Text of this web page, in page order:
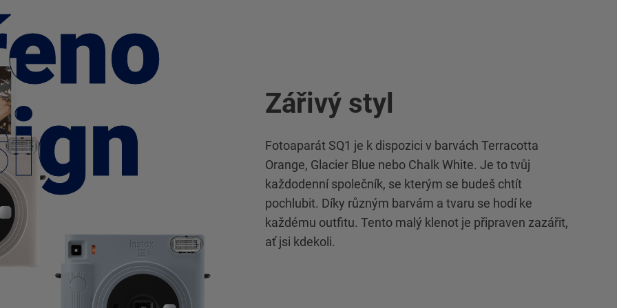
Zářivý styl
Fotoaparát SQ1 je k dispozici v barvách Terracotta
Orange, Glacier Blue nebo Chalk White. Je to tvůj
každodenní společník, se kterým se budeš chtít
pochlubit. Díky různým barvám a tvaru se hodí ke
každému outfitu. Tento malý klenot je připraven zazářit,
ať jsi kdekoli.